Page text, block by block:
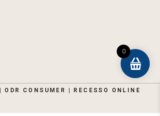
ODR CONSUMER RECESSO ONLINE
0